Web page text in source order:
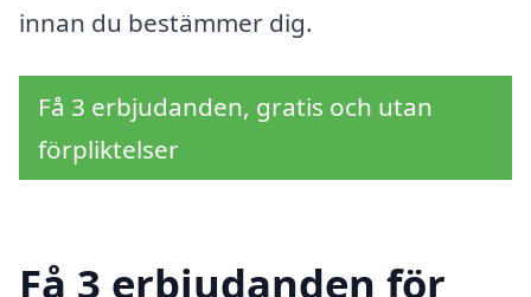
innan du bestämmer dig.
Få 3 erbjudanden, gratis och utan
förpliktelser
Få 3 erbjudanden för